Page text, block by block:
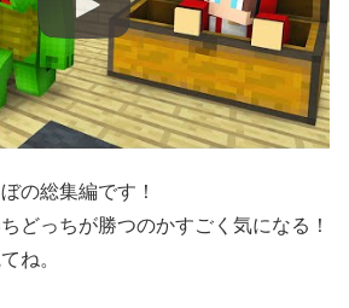
の総集編です！
どっちが勝つのかすごく気になる！
ね。